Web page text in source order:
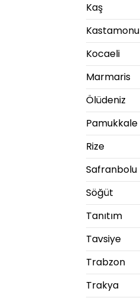
Kaş
Kastamonu
Kocaeli
Marmaris
Ölüdeniz
Pamukkale
Rize
Safranbolu
Söğüt
Tanıtım
Tavsiye
Trabzon
Trakya